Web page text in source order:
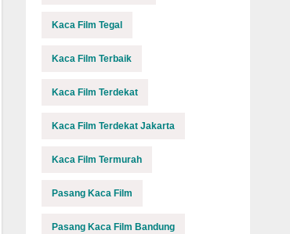
Kaca Film Tegal
Kaca Film Terbaik
Kaca Film Terdekat
Kaca Film Terdekat Jakarta
Kaca Film Termurah
Pasang Kaca Film
Pasang Kaca Film Bandung